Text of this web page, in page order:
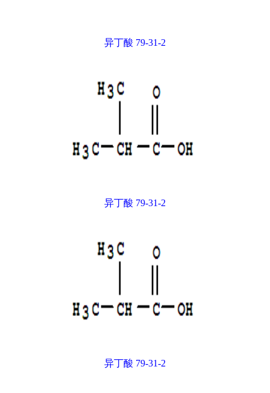
异丁酸 79-31-2
异丁酸 79-31-2
异丁酸 79-31-2